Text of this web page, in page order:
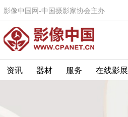
影像中国网-中国摄影家协会主办
资讯 器材 服务 在线影展